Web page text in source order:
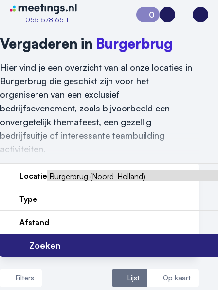
Naar home van Meetings
055 578 65 11
Vraag locatie aan
Locatiegids
Meld locatie aan
Nieuws
Contact
0
Aanvraag 0Inloggen
Vergaderen in Burgerbrug
Hier vind je een overzicht van al onze locaties in
Burgerbrug die geschikt zijn voor het
organiseren van een exclusief
bedrijfsevenement, zoals bijvoorbeeld een
onvergetelijk themafeest, een gezellig
bedrijfsuitje of interessante teambuilding
activiteiten.
Locatie
Type
Afstand
Zoeken
Filters Lijst Op kaart